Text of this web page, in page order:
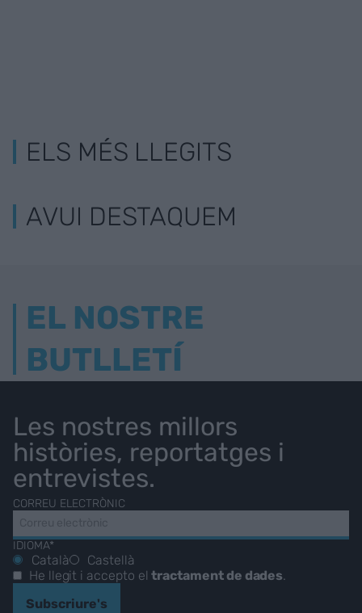
ELS MÉS LLEGITS
AVUI DESTAQUEM
EL NOSTRE
BUTLLETÍ
Les nostres millors
històries, reportatges i
entrevistes.
CORREU ELECTRÒNIC
IDIOMA*
Català
Castellà
He llegit i accepto eltractament de dades.
Subscriure's